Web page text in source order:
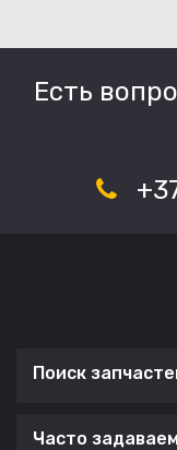
Есть
Поиск
Часто